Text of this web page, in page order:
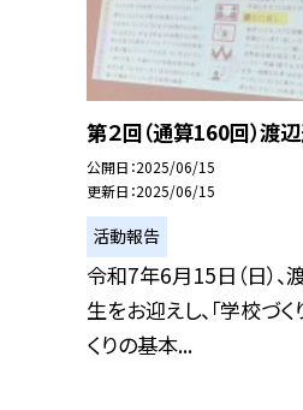
第２回（通算160回）渡
公開日 2025/06/15
更新日 2025/06/15
活動報告
令和7年6月15日（日）、
生をお迎えし、「学校づ
くりの基本...